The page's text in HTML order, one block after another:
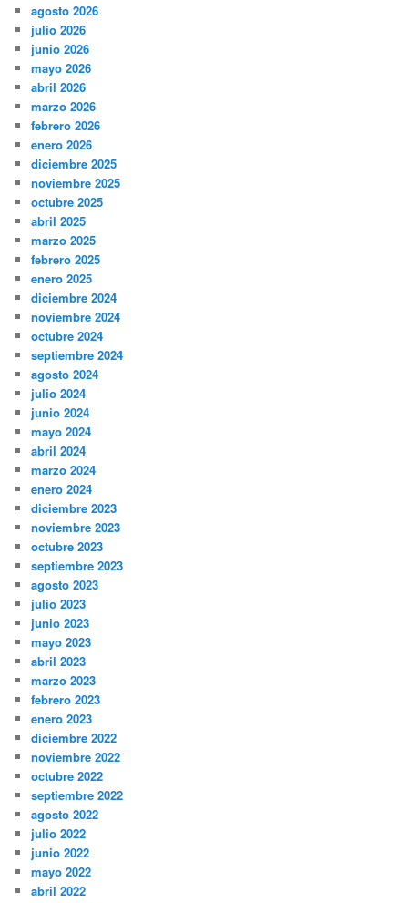
agosto 2026
julio 2026
junio 2026
mayo 2026
abril 2026
marzo 2026
febrero 2026
enero 2026
diciembre 2025
noviembre 2025
octubre 2025
abril 2025
marzo 2025
febrero 2025
enero 2025
diciembre 2024
noviembre 2024
octubre 2024
septiembre 2024
agosto 2024
julio 2024
junio 2024
mayo 2024
abril 2024
marzo 2024
enero 2024
diciembre 2023
noviembre 2023
octubre 2023
septiembre 2023
agosto 2023
julio 2023
junio 2023
mayo 2023
abril 2023
marzo 2023
febrero 2023
enero 2023
diciembre 2022
noviembre 2022
octubre 2022
septiembre 2022
agosto 2022
julio 2022
junio 2022
mayo 2022
abril 2022